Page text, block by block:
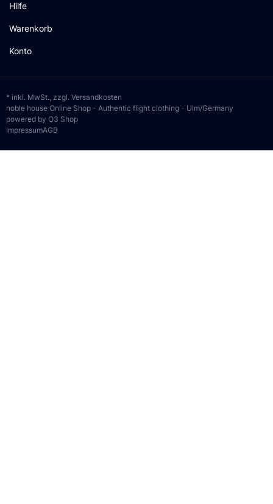
Hilfe
Warenkorb
Konto
* inkl. MwSt., zzgl. Versandkosten
noble house Online Shop - Authentic flight clothing - Ulm/Germany
powered by O3 Shop
ImpressumAGB